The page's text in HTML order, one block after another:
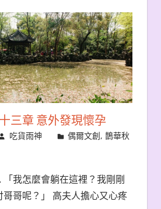
三章 意外發現懷孕
吃貨雨神 偶爾文創,鵲華秋
我怎麼會躺在這裡？我剛剛
哥呢？」 高夫人擔心又心疼